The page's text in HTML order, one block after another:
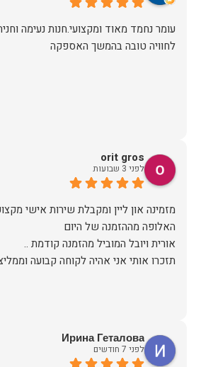
עומר נחמד מאוד ומקצועי.חנות נעימה
לחוויה טובה בהמשך האספקה
orit gros
לפני 3 שבועות
מזמינה און ליין ומקבלת שירות אישי
תזכרו אותי אני אהיה לקוחה קבועה
Ирина Геталова
לפני 7 חודשים